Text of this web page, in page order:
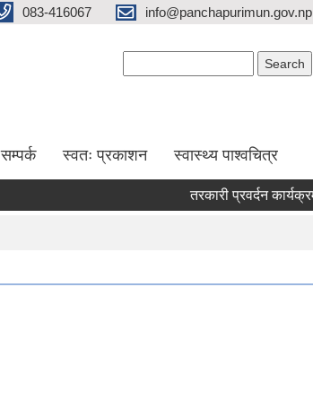
083-416067 info@panchapurimun.gov.np
सम्पर्क स्वतः प्रकाशन स्वास्थ्य पाश्वचित्र